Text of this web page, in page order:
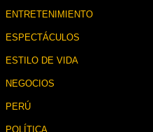
ENTRETENIMIENTO
ESPECTÁCULOS
ESTILO DE VIDA
NEGOCIOS
PERÚ
POLÍTICA